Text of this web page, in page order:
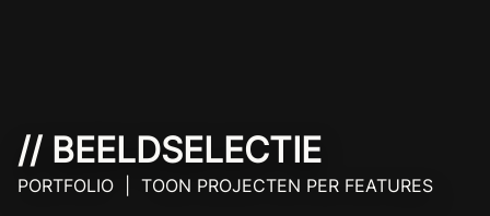
// BEELDSELECTIE
PORTFOLIO | TOON PROJECTEN PER FEATURES